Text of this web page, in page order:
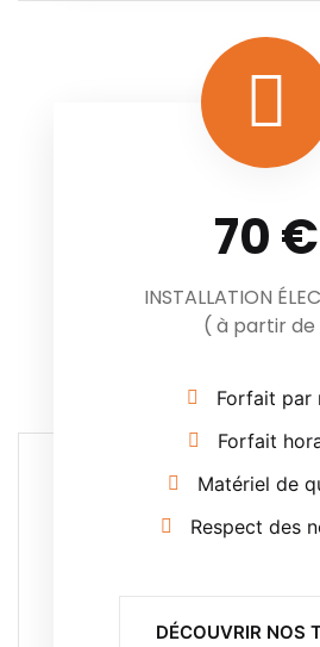
70 €
INSTALLATION
( à partir de
Forfait par
Forfait
Matériel de
Respect des
DÉCOUVRIR NOS